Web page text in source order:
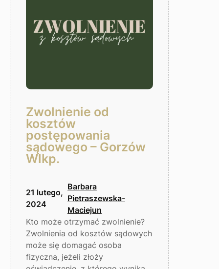
Zwolnienie od
kosztów
postępowania
sądowego – Gorzów
Wlkp.
21 lutego,
2024
Barbara
Pietraszewska-
Maciejun
Kto może otrzymać zwolnienie?
Zwolnienia od kosztów sądowych
może się domagać osoba
fizyczna, jeżeli złoży